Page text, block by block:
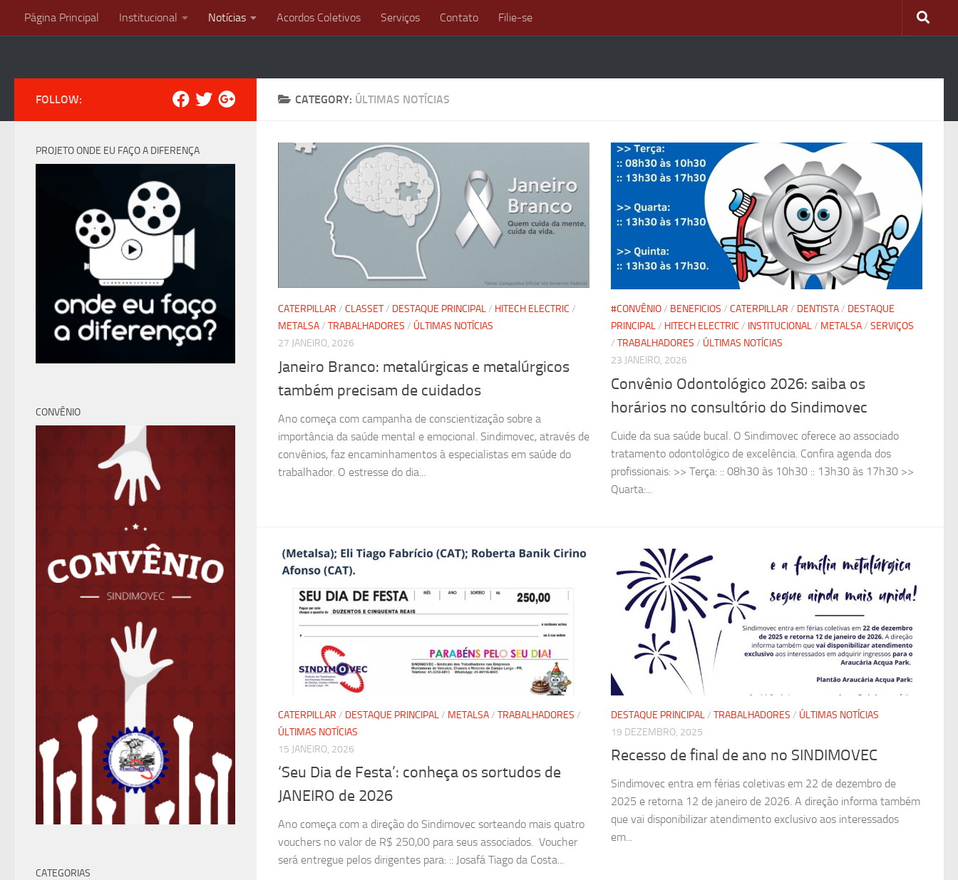
Skip to content
Página Principal Institucional Notícias Acordos Coletivos Serviços Contato Filie-se
CATEGORY: ÚLTIMAS NOTÍCIAS
CATERPILLAR / CLASSET/ DESTAQUE PRINCIPAL/ HITECH ELECTRIC /
METALSA/ TRABALHADORES / ÚLTIMAS NOTÍCIAS
27 JANEIRO, 2026
Janeiro Branco: metalúrgicas e metalúrgicos
também precisam de cuidados
Ano começa com campanha de conscientização sobre a
importância da saúde mental e emocional. Sindimovec, através de
convênios, faz encaminhamentos à especialistas em saúde do
trabalhador. O estresse do dia...
#CONVÊNIO/ BENEFICIOS / CATERPILLAR / DENTISTA/ DESTAQUE
PRINCIPAL/ HITECH ELECTRIC / INSTITUCIONAL/ METALSA/ SERVIÇOS
/ TRABALHADORES / ÚLTIMAS NOTÍCIAS
23 JANEIRO, 2026
Convênio Odontológico 2026: saiba os
horários no consultório do Sindimovec
Cuide da sua saúde bucal. O Sindimovec oferece ao associado
tratamento odontológico de excelência. Confira agenda dos
profissionais: >> Terça: :: 08h30 às 10h30 :: 13h30 às 17h30 >>
Quarta:...
CATERPILLAR / DESTAQUE PRINCIPAL/ METALSA/ TRABALHADORES /
ÚLTIMAS NOTÍCIAS
15 JANEIRO, 2026
‘Seu Dia de Festa’: conheça os sortudos de
JANEIRO de 2026
Ano começa com a direção do Sindimovec sorteando mais quatro
vouchers no valor de R$ 250,00 para seus associados. Voucher
será entregue pelos dirigentes para: :: Josafá Tiago da Costa...
DESTAQUE PRINCIPAL/ TRABALHADORES / ÚLTIMAS NOTÍCIAS
19 DEZEMBRO, 2025
Recesso de final de ano no SINDIMOVEC
Sindimovec entra em férias coletivas em 22 de dezembro de
2025 e retorna 12 de janeiro de 2026. A direção informa também
que vai disponibilizar atendimento exclusivo aos interessados
em...
FOLLOW:
PROJETO ONDE EU FAÇO A DIFERENÇA
CONVÊNIO
CATEGORIAS